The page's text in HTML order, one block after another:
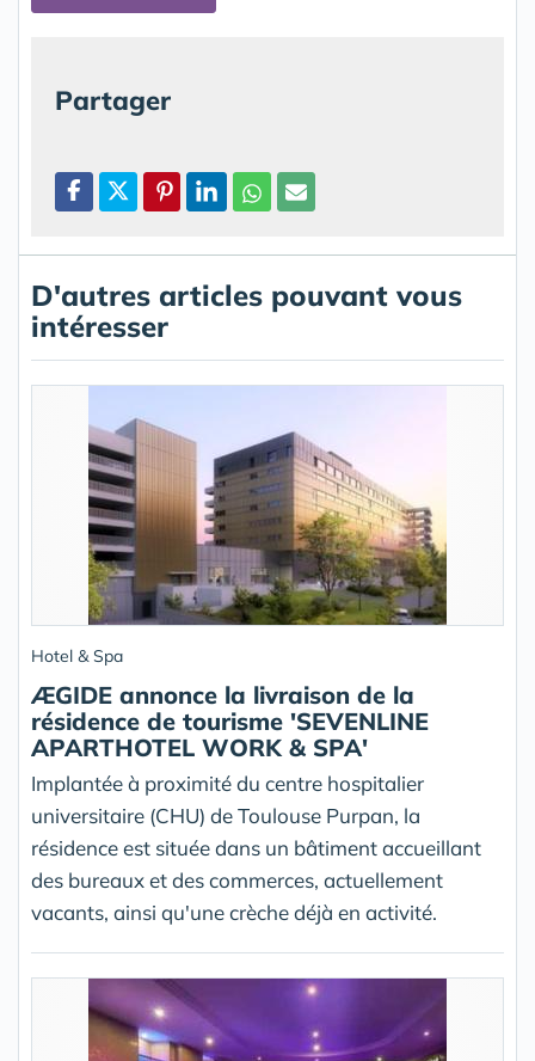
Partager
D'autres articles pouvant vous
intéresser
Hotel & Spa
ÆGIDE annonce la livraison de la
résidence de tourisme 'SEVENLINE
APARTHOTEL WORK & SPA'
Implantée à proximité du centre hospitalier
universitaire (CHU) de Toulouse Purpan, la
résidence est située dans un bâtiment accueillant
des bureaux et des commerces, actuellement
vacants, ainsi qu'une crèche déjà en activité.